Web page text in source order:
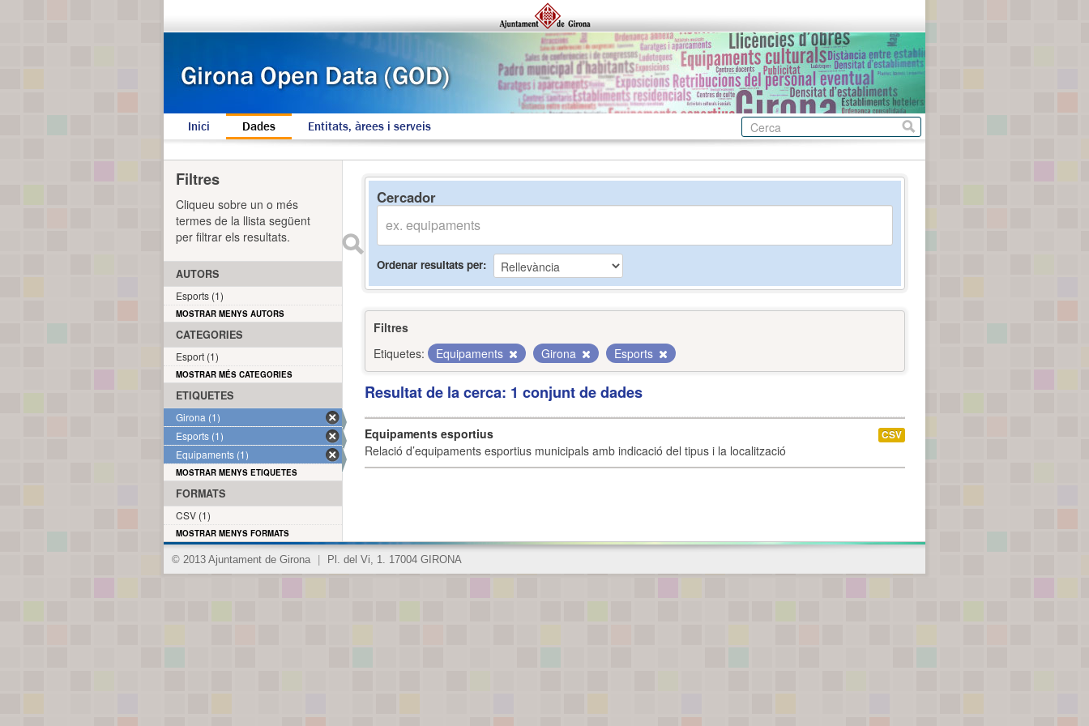
Inici Dades Entitats, àrees i serveis
Cercador
Ordenar resultats per
Filtres
Etiquetes:
Equipaments Girona Esports
Resultat de la cerca: 1 conjunt de dades
Equipaments esportius
Relació d’equipaments esportius municipals amb indicació del tipus i la localització
CSV
Filtres
Cliqueu sobre un o més
termes de la llista següent
per filtrar els resultats.
AUTORS
Esports (1)
MOSTRAR MENYS AUTORS
CATEGORIES
Esport (1)
MOSTRAR MÉS CATEGORIES
ETIQUETES
Girona (1)
Esports (1)
Equipaments (1)
MOSTRAR MENYS ETIQUETES
FORMATS
CSV (1)
MOSTRAR MENYS FORMATS
© 2013 Ajuntament de Girona Pl. del Vi, 1. 17004 GIRONA